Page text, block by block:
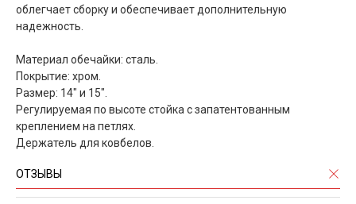
облегчает сборку и обеспечивает дополнительную
надежность.
Материал обечайки: сталь.
Покрытие: хром.
Размер: 14" и 15".
Регулируемая по высоте стойка с запатентованным
креплением на петлях.
Держатель для ковбелов.
ОТЗЫВЫ